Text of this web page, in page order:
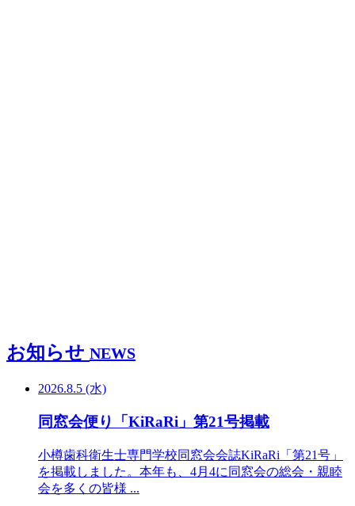
お知らせ NEWS
2026.8.5 (水)
同窓会便り「KiRaRi」第21号掲載
小樽歯科衛生士専門学校同窓会会誌KiRaRi「第21号」
を掲載しました。本年も、4月4に同窓会の総会・親睦
会を多くの皆様 ...